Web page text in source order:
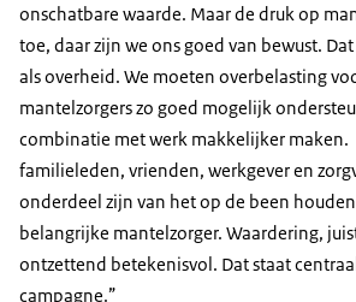
onschatbare waarde. Maar de druk op
toe, daar zijn we ons goed van bewust.
als overheid. We moeten overbelasting
mantelzorgers zo goed mogelijk
combinatie met werk makkelijker maken.
familieleden, vrienden, werkgever en
onderdeel zijn van het op de been
belangrijke mantelzorger. Waardering,
ontzettend betekenisvol. Dat staat
campagne.”